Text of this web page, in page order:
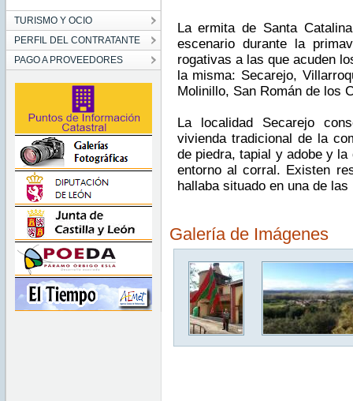
TURISMO Y OCIO
PERFIL DEL CONTRATANTE
PAGO A PROVEEDORES
La ermita de Santa
escenario durante la
rogativas a las que acuden
la misma: Secarejo,
Molinillo, San Román de los
La localidad Secarejo
vivienda tradicional de la
de piedra, tapial y adobe y
entorno al corral. Existen
hallaba situado en una de
Galería de Imágenes